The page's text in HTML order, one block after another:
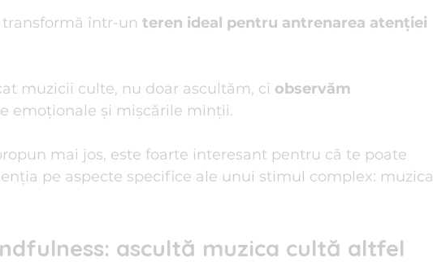
într-un teren ideal pentru antrenarea atenției
muzicii culte, nu doar ascultăm, ci observăm
emoționale și mișcările minții.
mai jos, este foarte interesant pentru că te poate
pe aspecte specifice ale unui stimul complex: muzica
ascultă muzica cultă altfel